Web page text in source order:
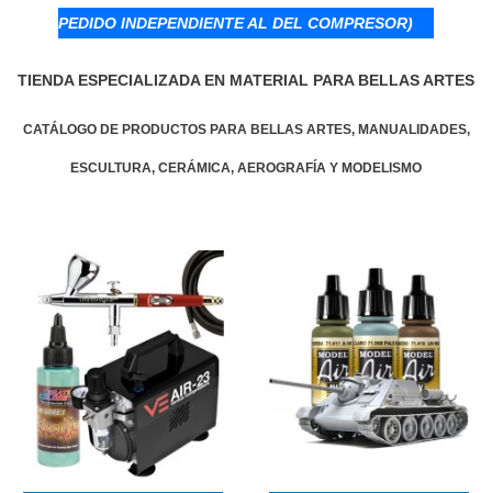
PEDIDO INDEPENDIENTE AL DEL COMPRESOR)
TIENDA ESPECIALIZADA EN MATERIAL PARA BELLAS ARTES
CATÁLOGO DE PRODUCTOS PARA BELLAS ARTES, MANUALIDADES,
ESCULTURA, CERÁMICA, AEROGRAFÍA Y MODELISMO